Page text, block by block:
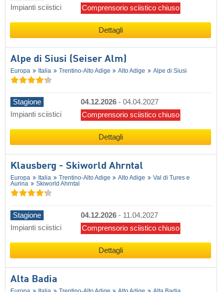
Impianti sciistici
Comprensorio sciistico chiuso
Dettagli
Alpe di Siusi (Seiser Alm)
Europa Italia Trentino-Alto Adige Alto Adige Alpe di Siusi
Stagione 04.12.2026 - 04.04.2027
Impianti sciistici
Comprensorio sciistico chiuso
Dettagli
Klausberg - Skiworld Ahrntal
Europa Italia Trentino-Alto Adige Alto Adige
Val di Tures e
Aurina
Skiworld Ahrntal
Stagione 04.12.2026 - 11.04.2027
Impianti sciistici
Comprensorio sciistico chiuso
Dettagli
Alta Badia